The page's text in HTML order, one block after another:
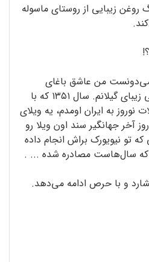
زیبایی از روستای ماسوله
من عاشق باغای
پرتقال و خونه‌های روستایی زیبای گیلانم. سال ۱۳۵۱ که با
نوروز به ایران اومدم، یه ویلای
آخر جهانگیر سند اون ویلا رو
تو نیویورک براش انجام داده
که سال‌‌هاست مصادره شده ... .
و با حرص ادامه می‌دهد.